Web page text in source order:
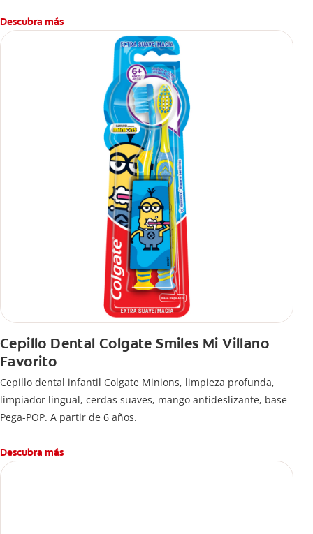
Descubra más
Cepillo Dental Colgate Smiles Mi Villano
Favorito
Cepillo dental infantil Colgate Minions, limpieza profunda,
limpiador lingual, cerdas suaves, mango antideslizante, base
Pega-POP. A partir de 6 años.
Descubra más